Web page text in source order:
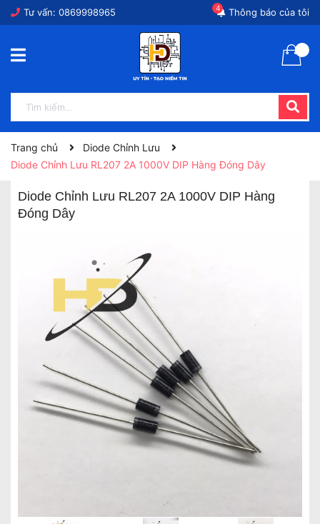
Tư vấn: 0869998965 Thông báo của tôi
4
Trang chủ
Diode Chỉnh Lưu
Diode Chỉnh Lưu RL207 2A 1000V DIP Hàng Đóng Dây
Diode Chỉnh Lưu RL207 2A 1000V DIP Hàng
Đóng Dây